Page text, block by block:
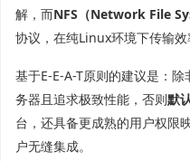
解，而NFS（Network File
协议，在纯Linux环境下传输
基于E-E-A-T原则的建议是：
务器且追求极致性能，否则默
台，还具备更成熟的用户权限
户无缝集成。